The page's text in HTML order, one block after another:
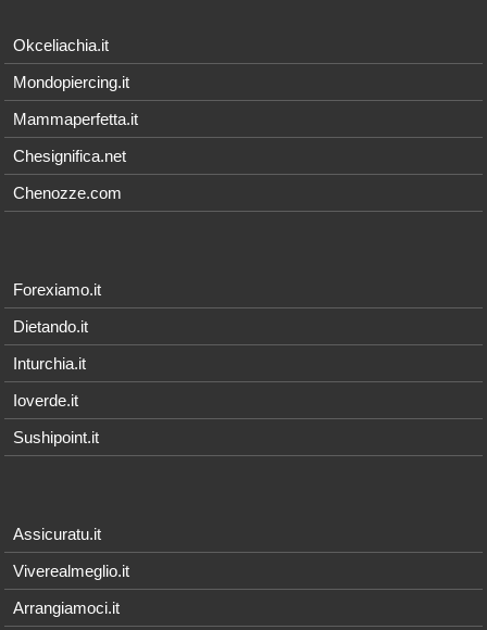
Okceliachia.it
Mondopiercing.it
Mammaperfetta.it
Chesignifica.net
Chenozze.com
Forexiamo.it
Dietando.it
Inturchia.it
Ioverde.it
Sushipoint.it
Assicuratu.it
Viverealmeglio.it
Arrangiamoci.it